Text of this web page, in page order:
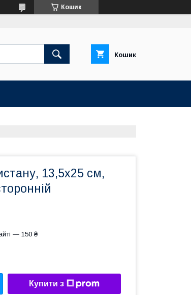
Кошик
Кошик
13,5х25 см,
— 150 ₴
Купити з